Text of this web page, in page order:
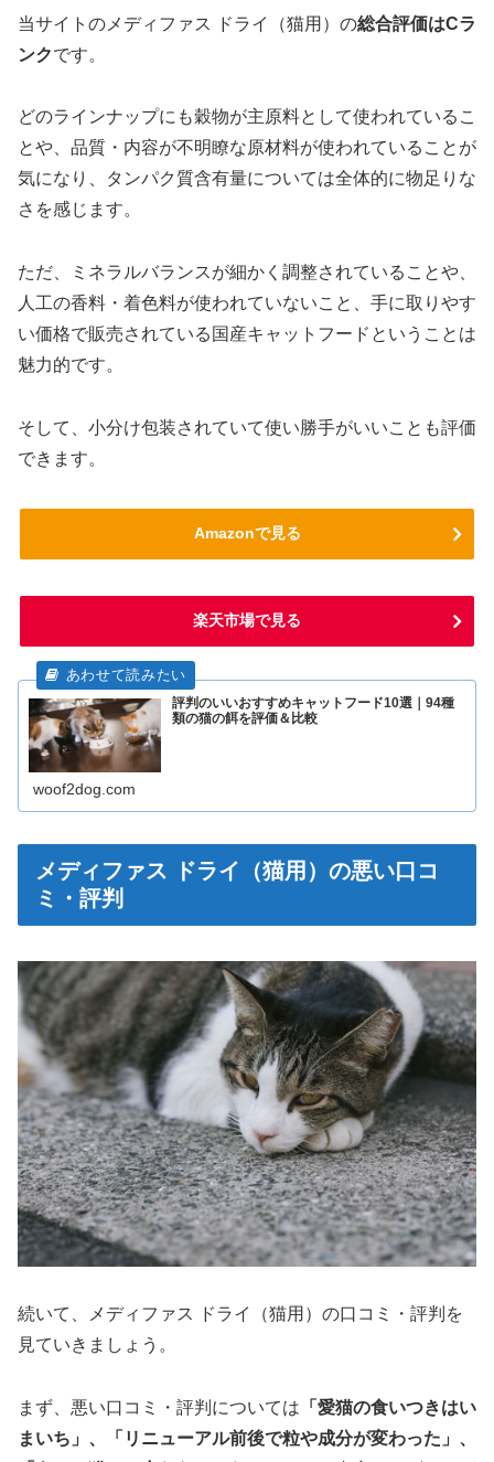
当サイトのメディファス ドライ（猫用）の総合評価はCラ
ンクです。
どのラインナップにも穀物が主原料として使われているこ
とや、品質・内容が不明瞭な原材料が使われていることが
気になり、タンパク質含有量については全体的に物足りな
さを感じます。
ただ、ミネラルバランスが細かく調整されていることや、
人工の香料・着色料が使われていないこと、手に取りやす
い価格で販売されている国産キャットフードということは
魅力的です。
そして、小分け包装されていて使い勝手がいいことも評価
できます。
Amazonで見る
楽天市場で見る
評判のいいおすすめキャットフード10選｜94種
類の猫の餌を評価＆比較
woof2dog.com
メディファス ドライ（猫用）の悪い口コ
ミ・評判
続いて、メディファス ドライ（猫用）の口コミ・評判を
見ていきましょう。
まず、悪い口コミ・評判については 「愛猫の食いつきはい
まいち」、「リニューアル前後で粒や成分が変わった」、